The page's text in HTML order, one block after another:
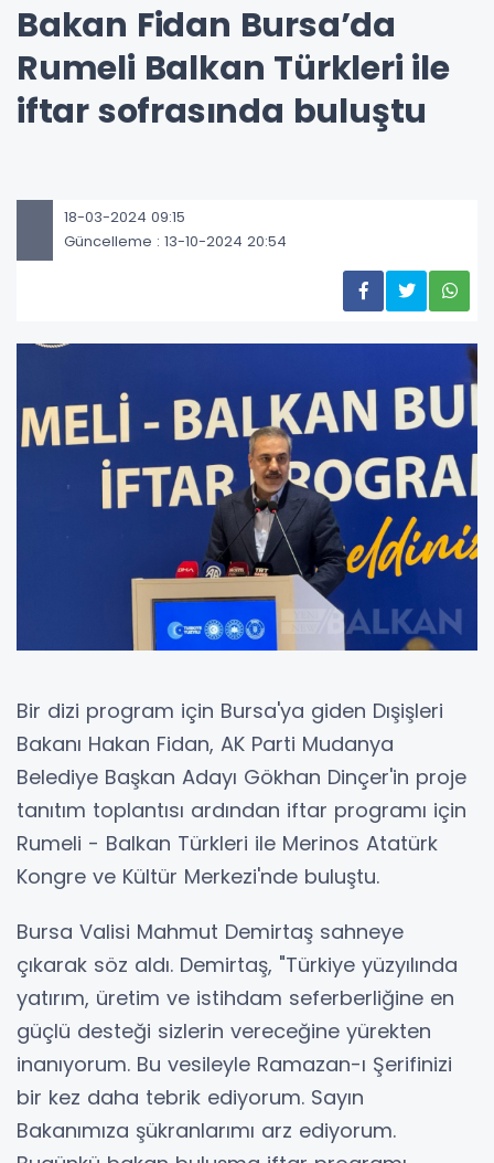
Bakan Fidan Bursa’da
Rumeli Balkan Türkleri ile
iftar sofrasında buluştu
18-03-2024 09:15
Güncelleme : 13-10-2024 20:54
Bir dizi program için Bursa'ya giden Dışişleri
Bakanı Hakan Fidan, AK Parti Mudanya
Belediye Başkan Adayı Gökhan Dinçer'in proje
tanıtım toplantısı ardından iftar programı için
Rumeli - Balkan Türkleri ile Merinos Atatürk
Kongre ve Kültür Merkezi'nde buluştu.
Bursa Valisi Mahmut Demirtaş sahneye
çıkarak söz aldı. Demirtaş, "Türkiye yüzyılında
yatırım, üretim ve istihdam seferberliğine en
güçlü desteği sizlerin vereceğine yürekten
inanıyorum. Bu vesileyle Ramazan-ı Şerifinizi
bir kez daha tebrik ediyorum. Sayın
Bakanımıza şükranlarımı arz ediyorum.